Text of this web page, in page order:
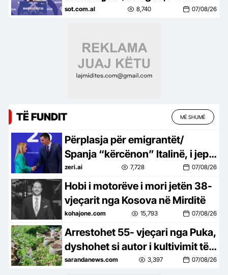
Kryeqytetin pa Muze, pa Galeri
sot.com.al 8,740 07/08/26
TË FUNDIT MË SHUMË
Përplasja për emigrantët/
Spanja “kërcënon” Italinë, i jep
ultimatum deri të dielën!
zeri.ai 7,728 07/08/26
Hobi i motorëve i mori jetën 38-
vjeçarit nga Kosova në Mirditë
kohajone.com 15,793 07/08/26
Arrestohet 55- vjeçari nga Puka,
dyshohet si autor i kultivimit të
130 rrënjëve bimë narkotike në
sarandanews.com 3,397 07/08/26